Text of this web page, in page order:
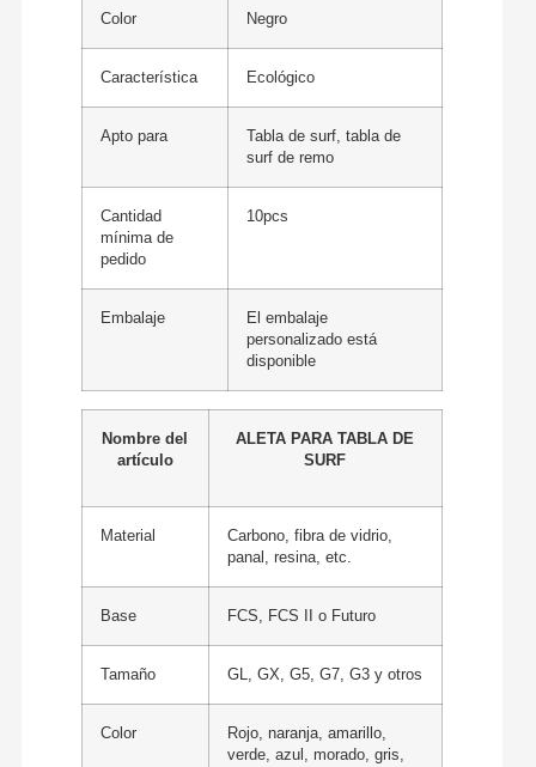
Color Negro
Característica Ecológico
Apto para
Tabla de surf, tabla de
surf de remo
Cantidad
mínima de
pedido
10pcs
Embalaje
El embalaje
personalizado está
disponible
Nombre del
artículo
ALETA PARA TABLA DE
SURF
Material
Carbono, fibra de vidrio,
panal, resina, etc.
Base FCS, FCS II o Futuro
Tamaño GL, GX, G5, G7, G3 y otros
Color
Rojo, naranja, amarillo,
verde, azul, morado, gris,